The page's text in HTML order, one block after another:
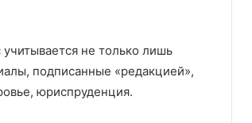
не только лишь
подписанные «редакцией»,
юриспруденция.